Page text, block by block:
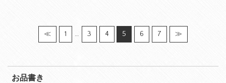
≪ 1 … 3 4 5 6 7 ≫
お品書き